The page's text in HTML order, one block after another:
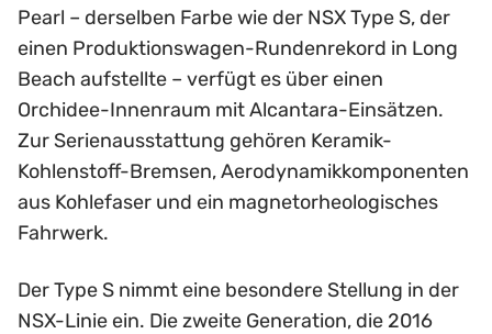
Pearl – derselben Farbe wie der NSX Type S, der
einen Produktionswagen-Rundenrekord in Long
Beach aufstellte – verfügt es über einen
Orchidee-Innenraum mit Alcantara-Einsätzen.
Zur Serienausstattung gehören Keramik-
Kohlenstoff-Bremsen, Aerodynamikkomponenten
aus Kohlefaser und ein magnetorheologisches
Fahrwerk.
Der Type S nimmt eine besondere Stellung in der
NSX-Linie ein. Die zweite Generation, die 2016